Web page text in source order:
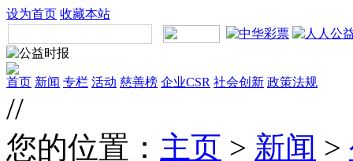
设为首页 收藏本站
首页 新闻 专栏 活动 慈善榜 企业CSR 社会创新 政策法规
//
您的位置： 主页 > 新闻 >